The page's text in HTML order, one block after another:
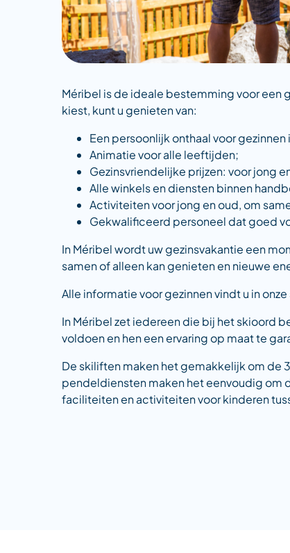
Méribel is de ideale bestemming voor een
kiest, kunt u genieten van:
Een persoonlijk onthaal voor
Animatie voor alle leeftijden;
Gezinsvriendelijke prijzen: voor jong
Alle winkels en diensten binnen
Activiteiten voor jong en oud, om
Gekwalificeerd personeel dat goed
In Méribel wordt uw gezinsvakantie een
samen of alleen kan genieten en nieuwe
Alle informatie voor gezinnen vindt u in
In Méribel zet iedereen die bij het skioord
voldoen en hen een ervaring op maat te
De skiliften maken het gemakkelijk om de
pendeldiensten maken het eenvoudig om
faciliteiten en activiteiten voor kinderen